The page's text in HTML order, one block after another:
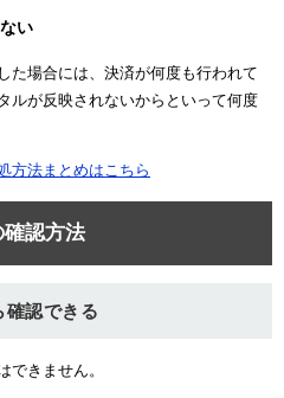
い
た場合には、決済が何度も行われて
ルが反映されないからといって何度
方法まとめはこちら
認方法
確認できる
できません。